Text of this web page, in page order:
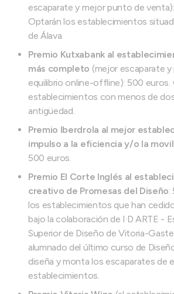
escaparate y mejor punto de
Optarán los establecimientos
de Álava.
Premio Kutxabank al
más completo (mejor escaparate
equilibrio online-offline): 500 euros.
establecimientos con menos de
antigüedad.
Premio Iberdrola al mejor
impulso a la eficiencia y/o la
500 euros.
Premio El Corte Inglés al
creativo de Promesas del Diseño:
los establecimientos que han
bajo la colaboración de I·D ARTE -
Superior de Diseño de Vitoria-
alumnado del último curso de
diseña y monta los escaparates de
establecimientos.